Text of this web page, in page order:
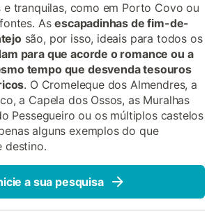
e tranquilas, como em Porto Covo ou
Asescapadinhas de fim-de-
são, por isso, ideais para todos os
para que acorde o romance ou a
tempo que desvenda tesouros
. O Cromeleque dos Almendres, a
a Capela dos Ossos, as Muralhas
Pessegueiro ou os múltiplos castelos
alguns exemplos do que
destino.
a sua pesquisa